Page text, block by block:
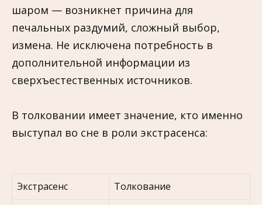
шаром — возникнет причина для
печальных раздумий, сложный выбор,
измена. Не исключена потребность в
дополнительной информации из
сверхъестественных источников.
В толковании имеет значение, кто именно
выступал во сне в роли экстрасенса:
Экстрасенс Толкование